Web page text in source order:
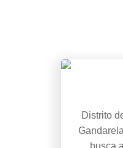
Distrito